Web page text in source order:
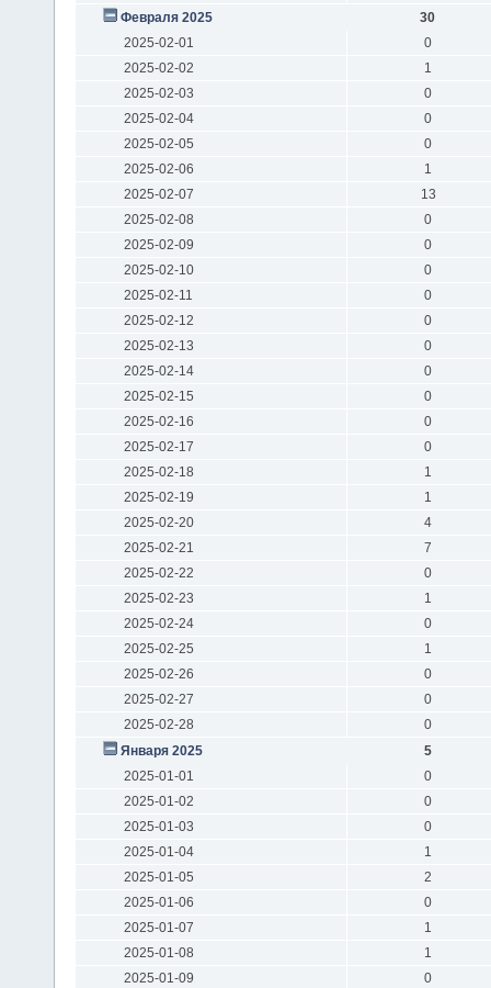
Февраля 2025
30
2025-02-01
0
2025-02-02
1
2025-02-03
0
2025-02-04
0
2025-02-05
0
2025-02-06
1
2025-02-07
13
2025-02-08
0
2025-02-09
0
2025-02-10
0
2025-02-11
0
2025-02-12
0
2025-02-13
0
2025-02-14
0
2025-02-15
0
2025-02-16
0
2025-02-17
0
2025-02-18
1
2025-02-19
1
2025-02-20
4
2025-02-21
7
2025-02-22
0
2025-02-23
1
2025-02-24
0
2025-02-25
1
2025-02-26
0
2025-02-27
0
2025-02-28
0
Января 2025
5
2025-01-01
0
2025-01-02
0
2025-01-03
0
2025-01-04
1
2025-01-05
2
2025-01-06
0
2025-01-07
1
2025-01-08
1
2025-01-09
0